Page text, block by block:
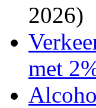
2026)
met